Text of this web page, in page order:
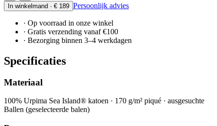
In winkelmand · € 189 Persoonlijk advies
· Op voorraad in onze winkel
· Gratis verzending vanaf €100
· Bezorging binnen 3–4 werkdagen
Specificaties
Materiaal
100% Urpima Sea Island® katoen · 170 g/m² piqué · ausgesuchte
Ballen (geselecteerde balen)